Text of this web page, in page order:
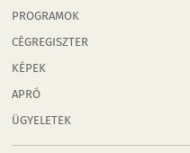
PROGRAMOK
CÉGREGISZTER
KÉPEK
APRÓ
ÜGYELETEK